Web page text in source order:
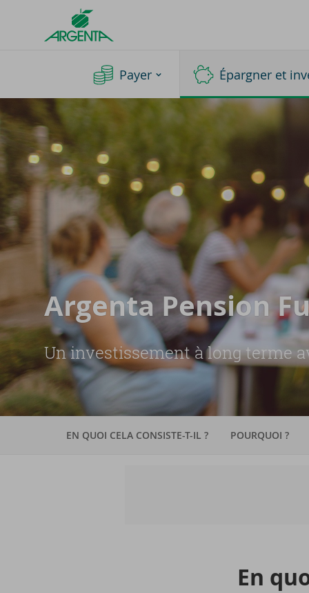
Argenta
Homepage
Payer Épargner et
Argenta Pen­sion
Un investissement à long terme
EN QUOI CELA CONSISTE-T-IL ? POURQUOI ?
En